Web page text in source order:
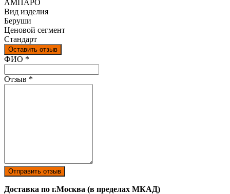
АМПАРО
Вид изделия
Беруши
Ценовой сегмент
Стандарт
Оставить отзыв
Ваш отзыв был отправлен!
ФИО *
Отзыв *
Отправить отзыв
Доставка по г.Москва (в пределах МКАД)